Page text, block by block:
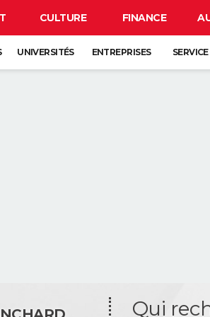
CULTURE FINANCE
UNIVERSITÉS ENTREPRISES
Qui